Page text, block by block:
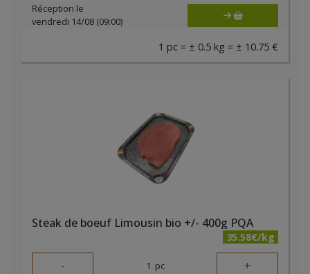
Réception le
vendredi 14/08 (09:00)
1 pc = ± 0.5 kg = ± 10.75 €
Steak de boeuf Limousin bio +/- 400g PQA
35.58€/kg
- 1 pc +